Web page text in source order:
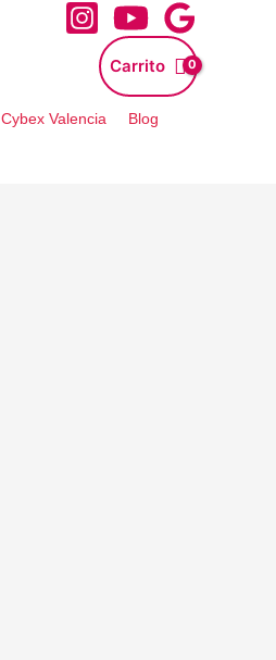
Carrito
Cybex Valencia Blog